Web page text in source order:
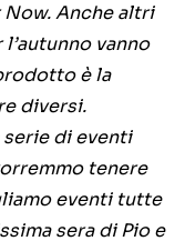
Anche altri
vanno
è la
diversi.
di eventi
tenere
eventi tutte
sera di Pio e